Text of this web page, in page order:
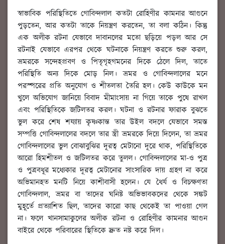
স্বাভাবিক পরিস্থিতিতে গোবিন্দলাল কতটা রোহিণীর কামনার আগুনে
পুড়তেন, আর কতটা তাকে নিয়ন্ত্রণ করতেন, তা বলা কঠিন। কিন্তু
এক অলীক রটনা যেভাবে দাবানলের মতো ছড়িয়ে পড়ল আর সে
রটনাই যেভাবে এরপর থেকে ঘটনাকে নিয়ন্ত্রণ করতে শুরু করল,
ভ্রমরকে সন্দেহপ্রবণ ও পিতৃগৃহগমনের দিকে ঠেলে দিল, তাতে
পরিস্থিতি অন্য দিকে মোড় নিল। ভ্রমর ও গোবিন্দলালের মনে
পরস্পরের প্রতি অনুযোগ ও শীতলতা তৈরি হল। কেউ কাউকে মন
খুলে অভিযোগ জানিয়ে বিবাদ মীমাংসায় না গিয়ে তাকে পুষে রাখল
এবং পরিস্থিতিকে জটিলতর করল। ঘটনা ও রটনার ফারাক বুঝতে
ভুল করে শেষ শয্যায় কৃষ্ণকান্ত তার উইল বদলে যেভাবে সমস্ত
সম্পত্তি গোবিন্দলালের বদলে তার স্ত্রী ভ্রমরকে দিয়ে দিলেন, তা ভ্রমর
গোবিন্দলালের ভুল বোঝাবুঝির দূরত্ব মেটানো দূরে থাক, পরিস্থিতিকে
আরো হিমশীতল ও জটিলতর করে তুলল। গোবিন্দলালের মা-ও পুত্র
ও পুত্রবধূর মধ্যেকার দূরত্ব মেটানোর সাংসারিক দায় গ্রহণ না করে
অভিমানহত মনটি নিয়ে কাশীবাসী হলেন। যে ধৈর্য ও বিচক্ষণতা
গোবিন্দলাল, ভ্রমর বা তাদের ঘনিষ্ট অভিভাবকদের থেকে সঙ্কট
মুহূর্তে প্রত্যাশিত ছিল, তাদের কারো কাছ থেকেই তা পাওয়া গেল
না। ফলে খানসামাকুলের অলীক রটনা ও রোহিণীর কামনার আগুন
বাইরে থেকে পরিবারের স্থিতিকে দ্রুত নষ্ট করে দিল।